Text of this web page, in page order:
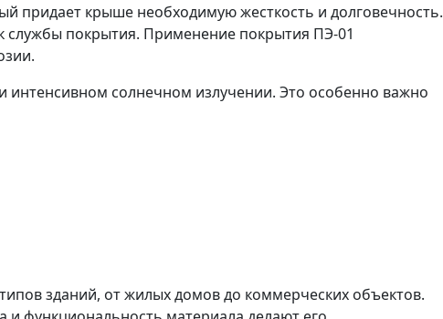
придает крыше необходимую жесткость и долговечность.
службы покрытия. Применение покрытия ПЭ-01
солнечном излучении. Это особенно важно
зданий, от жилых домов до коммерческих объектов.